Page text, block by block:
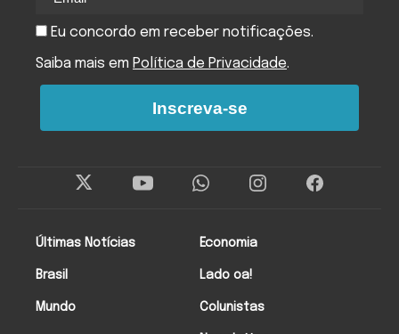
Últimas Notícias
Brasil
Mundo
Economia
Lado oa!
Colunistas
Eu concordo em receber notificações.
Saiba mais em Política de Privacidade.
Inscreva-se